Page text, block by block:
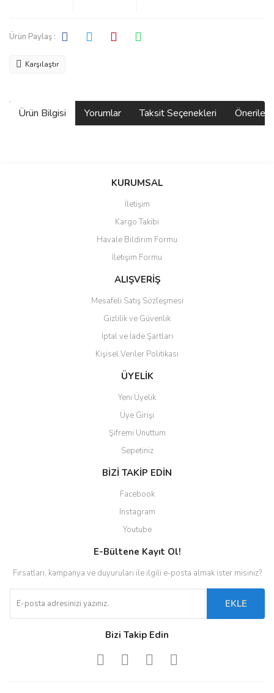
Ürün Paylaş :
Karşılaştır
Ürün Bilgisi Yorumlar Taksit Seçenekleri
Bu ürüne ilk yorumu siz yapın!
Ürün resmi kalitesiz, bozuk veya görüntülenemiyor.
Ürün açıklamasında eksik bilgiler bulunuyor.
Ürün bilgilerinde hatalar bulunuyor.
Ürün fiyatı diğer sitelerden daha pahalı.
Gönder
KURUMSAL
İletişim
Kargo Takibi
Havale Bildirim Formu
İletişim Formu
ALIŞVERİŞ
Mesafeli Satış Sözleşmesi
Gizlilik ve Güvenlik
İptal ve İade Şartları
Kişisel Veriler Politikası
ÜYELİK
Yeni Üyelik
Üye Girişi
Şifremi Unuttum
Sepetiniz
BİZİ TAKİP EDİN
Facebook
Instagram
Youtube
E-Bültene Kayıt Ol!
Fırsatları, kampanya ve duyuruları ile ilgili e-posta almak ister misiniz?
EKLE
Bizi Takip Edin